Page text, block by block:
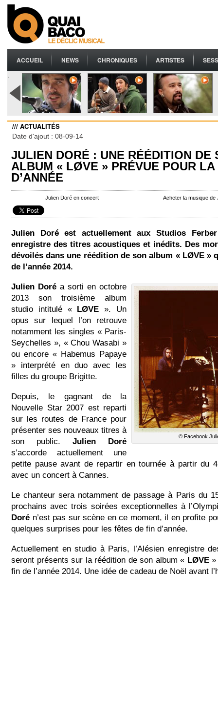
ACCUEIL NEWS CHRONIQUES ARTISTES
.
/// ACTUALITÉS
Date d'ajout : 08-09-14
JULIEN DORÉ : UNE RÉÉDITION DE
ALBUM « LØVE » PRÉVUE POUR LA
D’ANNÉE
Julien Doré en concert Acheter la musique de
Julien Doré est actuellement aux Studios
enregistre des titres acoustiques et inédits. Des
dévoilés dans une réédition de son album « LØVE »
de l’année 2014.
© Facebook
Julien Doré a sorti en octobre
2013 son troisième album
studio intitulé « LØVE ». Un
opus sur lequel l’on retrouve
notamment les singles « Paris-
Seychelles », « Chou Wasabi »
ou encore « Habemus Papaye
» interprété en duo avec les
filles du groupe Brigitte.
Depuis, le gagnant de la
Nouvelle Star 2007 est reparti
sur les routes de France pour
présenter ses nouveaux titres à
son public. Julien Doré
s’accorde actuellement une
petite pause avant de repartir en tournée à partir du
avec un concert à Cannes.
Le chanteur sera notamment de passage à Paris du
prochains avec trois soirées exceptionnelles à
Doré n’est pas sur scène en ce moment, il en profite
quelques surprises pour les fêtes de fin d’année.
Actuellement en studio à Paris, l’Alésien enregistre
seront présents sur la réédition de son album « LØVE»
fin de l’année 2014. Une idée de cadeau de Noël avant